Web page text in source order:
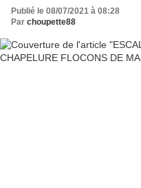
Publié le 08/07/2021 à 08:28
Par choupette88